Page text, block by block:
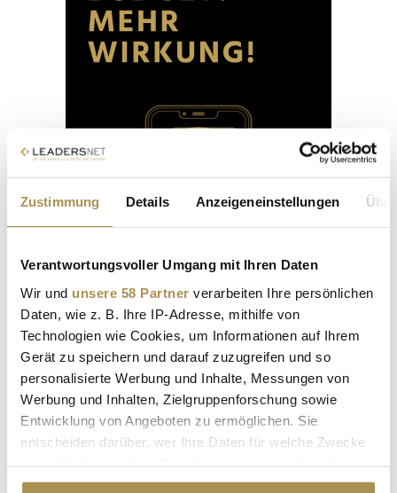
Zustimmung Details Anzeigeneinstellungen
Verantwortungsvoller Umgang mit Ihren Daten
Wir und unsere 58 Partner verarbeiten Ihre persönlichen
Daten, wie z. B. Ihre IP-Adresse, mithilfe von
Technologien wie Cookies, um Informationen auf Ihrem
Gerät zu speichern und darauf zuzugreifen und so
personalisierte Werbung und Inhalte, Messungen von
Werbung und Inhalten, Zielgruppenforschung sowie
Entwicklung von Angeboten zu ermöglichen. Sie
entscheiden darüber, wer Ihre Daten für welche Zwecke
Cookie-Erklärung oder durch Klicken auf das Privacy